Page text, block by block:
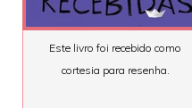
Este livro foi recebido como
cortesia para resenha.